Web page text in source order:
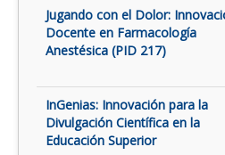
Jugando con el Dolor:
Docente en Farmacología
Anestésica (PID 217)
InGenias: Innovación para la
Divulgación Científica en la
Educación Superior